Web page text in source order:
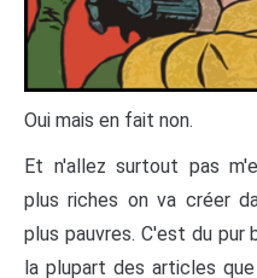
Oui mais en fait non.
Et n'allez surtout pas
plus riches on va créer
plus pauvres. C'est du pur
la plupart des articles